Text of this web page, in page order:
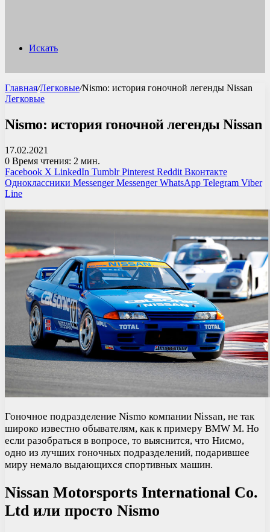
Искать
Главная/Легковые/Nismo: история гоночной легенды Nissan
Легковые
Nismo: история гоночной легенды Nissan
17.02.2021
0 Время чтения: 2 мин.
Facebook X LinkedIn Tumblr Pinterest Reddit Вконтакте
Одноклассники Messenger Messenger WhatsApp Telegram Viber
Line
Гоночное подразделение Nismo компании Nissan, не так
широко известно обывателям, как к примеру BMW M. Но
если разобраться в вопросе, то выяснится, что Нисмо,
одно из лучших гоночных подразделений, подарившее
миру немало выдающихся спортивных машин.
Nissan Motorsports International Co.
Ltd или просто Nismo